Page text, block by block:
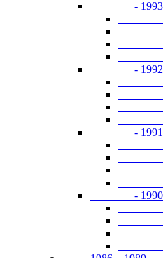
- 1993
-
-
-
-
- 1992
-
-
-
-
- 1991
-
-
-
-
- 1990
-
-
-
-